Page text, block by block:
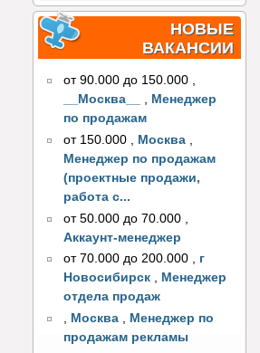
НОВЫЕ
ВАКАНСИИ
от 90.000 до 150.000 ,
__Москва__
, Менеджер
по продажам
от 150.000
Москва
Менеджер по продажам
(проектные продажи,
работа с...
от 50.000 до 70.000
Аккаунт-менеджер
от 70.000 до 200.000 , г
Новосибирск , Менеджер
отдела продаж
, Москва , Менеджер по
продажам рекламы